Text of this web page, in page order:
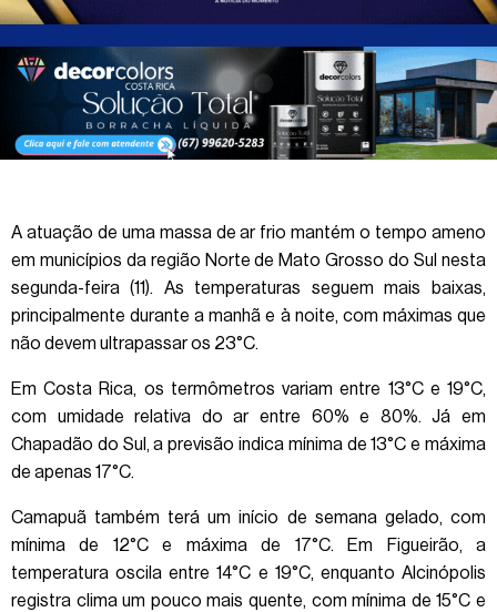
A atuação de uma massa de ar frio mantém o tempo ameno
em municípios da região Norte de Mato Grosso do Sul nesta
segunda-feira (11). As temperaturas seguem mais baixas,
principalmente durante a manhã e à noite, com máximas que
não devem ultrapassar os 23°C.
Em Costa Rica, os termômetros variam entre 13°C e 19°C,
com umidade relativa do ar entre 60% e 80%. Já em
Chapadão do Sul, a previsão indica mínima de 13°C e máxima
de apenas 17°C.
Camapuã também terá um início de semana gelado, com
mínima de 12°C e máxima de 17°C. Em Figueirão, a
temperatura oscila entre 14°C e 19°C, enquanto Alcinópolis
registra clima um pouco mais quente, com mínima de 15°C e